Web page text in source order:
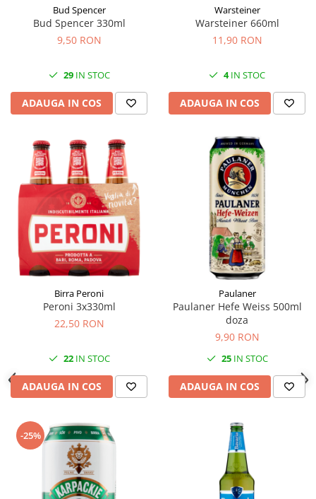
Bud Spencer
Bud Spencer 330ml
9,50 RON
29IN STOC
ADAUGA IN COS
Warsteiner
Warsteiner 660ml
11,90 RON
4IN STOC
ADAUGA IN COS
Birra Peroni
Peroni 3x330ml
22,50 RON
22IN STOC
ADAUGA IN COS
Paulaner
Paulaner Hefe Weiss 500ml
doza
9,90 RON
25IN STOC
ADAUGA IN COS
-25%